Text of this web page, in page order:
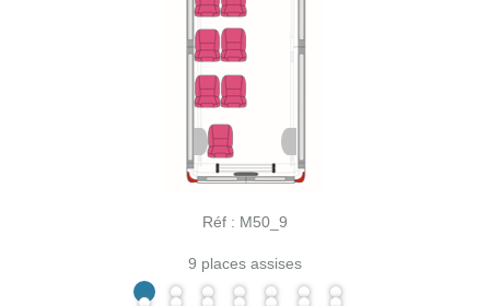
Réf : M50_9
9 places assises